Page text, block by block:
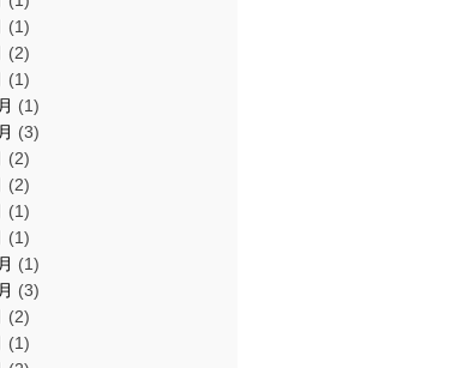
(1)
(2)
(1)
(1)
(3)
(2)
(2)
(1)
(1)
(1)
(3)
(2)
(1)